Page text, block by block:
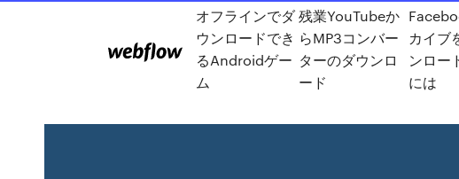
オフラインでダ
ウンロードでき
るAndroidゲー
ム
残業YouTubeか
らMP3コンバー
ターのダウンロ
ード
カイブ
ンロー
には